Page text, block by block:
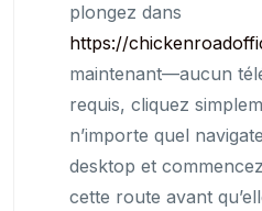
plongez dans
https://
maintenant—aucun
requis, cliquez
n’importe quel
desktop et
cette route avant